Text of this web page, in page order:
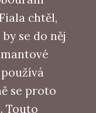
chtěl,
se do něj
se proto
Touto